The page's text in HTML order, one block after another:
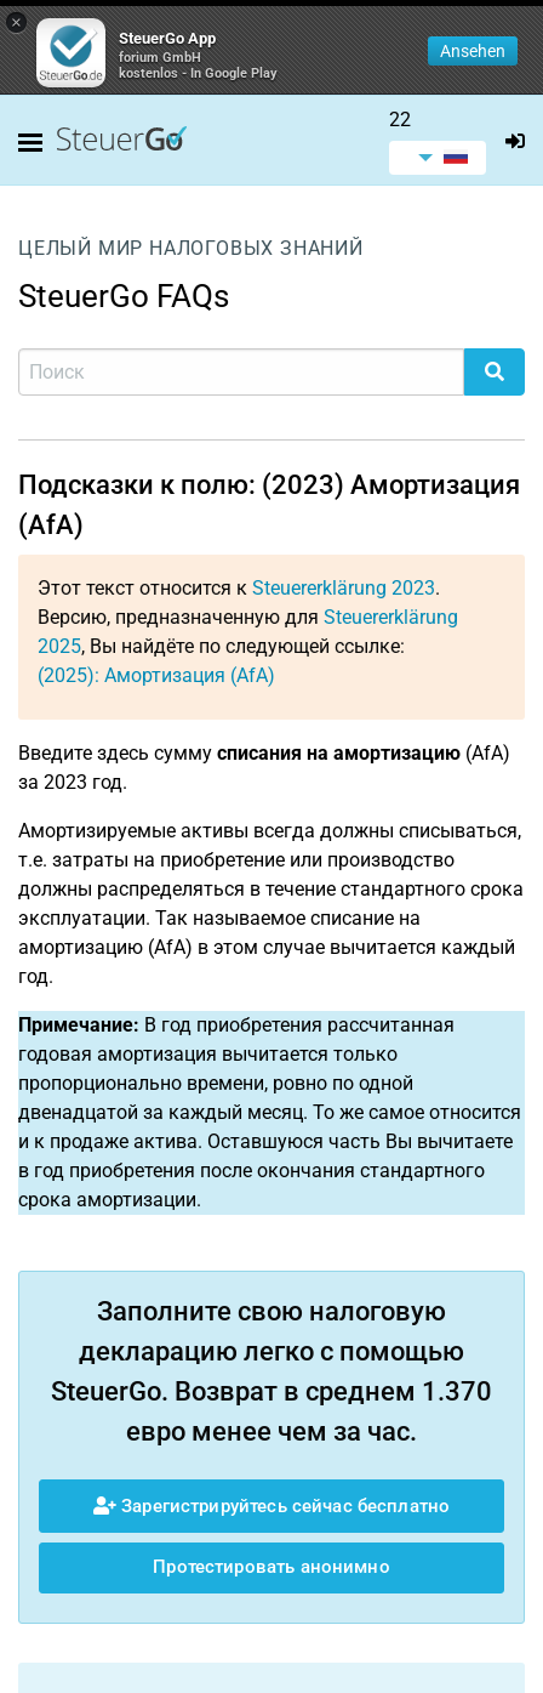
×
SteuerGo App
forium GmbH
kostenlos - In Google Play
Ansehen
22
ЦЕЛЫЙ МИР НАЛОГОВЫХ ЗНАНИЙ
SteuerGo FAQs
Подсказки к полю: (2023) Амортизация
(AfA)
Этот текст относится к Steuererklärung 2023.
Версию, предназначенную для Steuererklärung
2025, Вы найдёте по следующей ссылке:
(2025): Амортизация (AfA)
Введите здесь сумму списания на амортизацию (AfA)
за 2023 год.
Амортизируемые активы всегда должны списываться,
т.е. затраты на приобретение или производство
должны распределяться в течение стандартного срока
эксплуатации. Так называемое списание на
амортизацию (AfA) в этом случае вычитается каждый
год.
Примечание: В год приобретения рассчитанная
годовая амортизация вычитается только
пропорционально времени, ровно по одной
двенадцатой за каждый месяц. То же самое относится
и к продаже актива. Оставшуюся часть Вы вычитаете
в год приобретения после окончания стандартного
срока амортизации.
Заполните свою налоговую
декларацию легко с помощью
SteuerGo. Возврат в среднем 1.370
евро менее чем за час.
Зарегистрируйтесь сейчас бесплатно
Протестировать анонимно